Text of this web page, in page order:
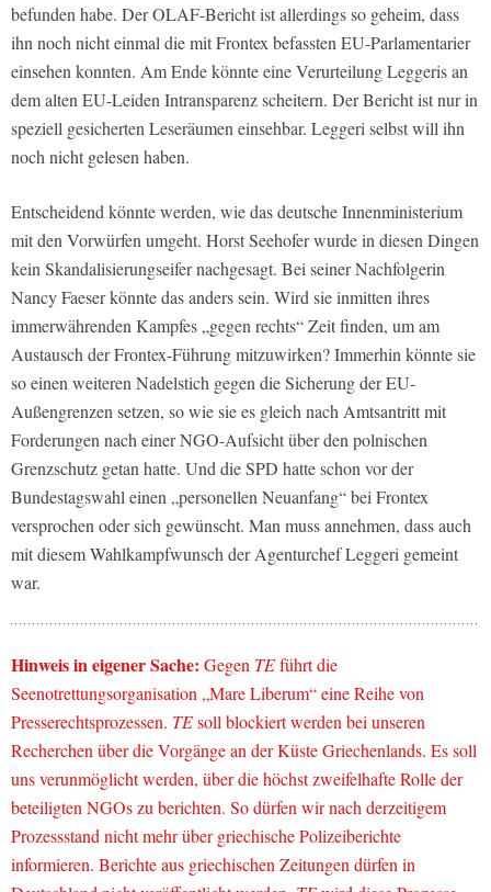
befunden habe. Der OLAF-Bericht ist allerdings so geheim, dass
ihn noch nicht einmal die mit Frontex befassten EU-Parlamentarier
einsehen konnten. Am Ende könnte eine Verurteilung Leggeris an
dem alten EU-Leiden Intransparenz scheitern. Der Bericht ist nur in
speziell gesicherten Leseräumen einsehbar. Leggeri selbst will ihn
noch nicht gelesen haben.
Entscheidend könnte werden, wie das deutsche Innenministerium
mit den Vorwürfen umgeht. Horst Seehofer wurde in diesen Dingen
kein Skandalisierungseifer nachgesagt. Bei seiner Nachfolgerin
Nancy Faeser könnte das anders sein. Wird sie inmitten ihres
immerwährenden Kampfes „gegen rechts“ Zeit finden, um am
Austausch der Frontex-Führung mitzuwirken? Immerhin könnte sie
so einen weiteren Nadelstich gegen die Sicherung der EU-
Außengrenzen setzen, so wie sie es gleich nach Amtsantritt mit
Forderungen nach einer NGO-Aufsicht über den polnischen
Grenzschutz getan hatte. Und die SPD hatte schon vor der
Bundestagswahl einen „personellen Neuanfang“ bei Frontex
versprochen oder sich gewünscht. Man muss annehmen, dass auch
mit diesem Wahlkampfwunsch der Agenturchef Leggeri gemeint
war.
Hinweis in eigener Sache: Gegen TEführt die
Seenotrettungsorganisation „Mare Liberum“ eine Reihe von
Presserechtsprozessen. TEsoll blockiert werden bei unseren
Recherchen über die Vorgänge an der Küste Griechenlands. Es soll
uns verunmöglicht werden, über die höchst zweifelhafte Rolle der
beteiligten NGOs zu berichten. So dürfen wir nach derzeitigem
Prozessstand nicht mehr über griechische Polizeiberichte
informieren. Berichte aus griechischen Zeitungen dürfen in